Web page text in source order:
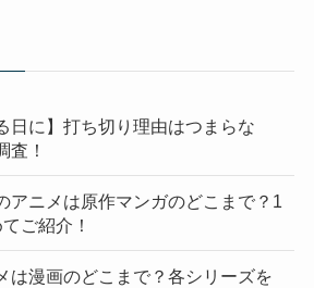
日に】打ち切り理由はつまらな
査！
アニメは原作マンガのどこまで？1
ご紹介！
は漫画のどこまで？各シリーズを